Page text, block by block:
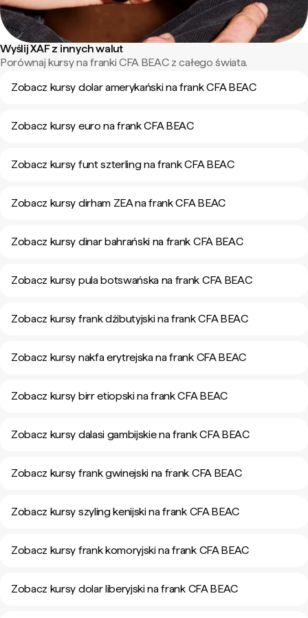
Wyślij XAF z innych walut
Porównaj kursy na franki CFA BEAC z całego świata.
Zobacz kursy dolar amerykański na frank CFA BEAC
Zobacz kursy euro na frank CFA BEAC
Zobacz kursy funt szterling na frank CFA BEAC
Zobacz kursy dirham ZEA na frank CFA BEAC
Zobacz kursy dinar bahrański na frank CFA BEAC
Zobacz kursy pula botswańska na frank CFA BEAC
Zobacz kursy frank dżibutyjski na frank CFA BEAC
Zobacz kursy nakfa erytrejska na frank CFA BEAC
Zobacz kursy birr etiopski na frank CFA BEAC
Zobacz kursy dalasi gambijskie na frank CFA BEAC
Zobacz kursy frank gwinejski na frank CFA BEAC
Zobacz kursy szyling kenijski na frank CFA BEAC
Zobacz kursy frank komoryjski na frank CFA BEAC
Zobacz kursy dolar liberyjski na frank CFA BEAC